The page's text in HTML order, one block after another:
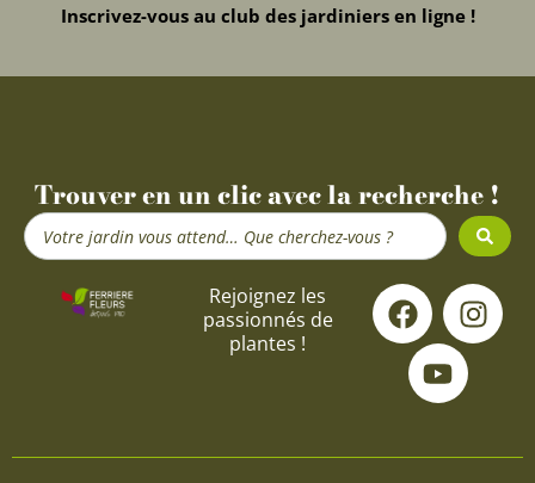
Inscrivez-vous au club des jardiniers en ligne !
Trouver en un clic avec la recherche !
Search
...
Rejoignez les
passionnés de
plantes !
F
a
c
e
o
I
n
s
g
Y
o
u
t
u
b